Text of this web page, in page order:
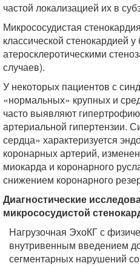
частой локализацией их в
Микрососудистая
классической стенокардией
атеросклеротическими
случаев).
У некоторых пациентов с
«нормальных» крупных и
часто выявляют
артериальной гипертензии.
сердца» характеризуется
коронарных артерий,
миокарда и коронарного
снижением коронарного
Диагностические
микрососудистой
Нагрузочная ЭхоКГ с
внутривенным введением
сегментарных нарушений